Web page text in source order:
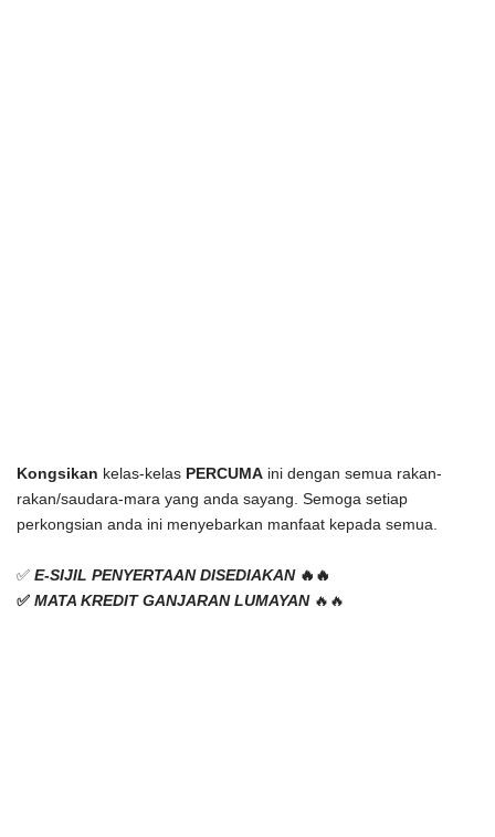
Kongsikan kelas-kelas PERCUMA ini dengan semua rakan-
rakan/saudara-mara yang anda sayang. Semoga setiap
perkongsian anda ini menyebarkan manfaat kepada semua.
✅ E-SIJIL PENYERTAAN DISEDIAKAN 🔥🔥
✅ MATA KREDIT GANJARAN LUMAYAN 🔥🔥